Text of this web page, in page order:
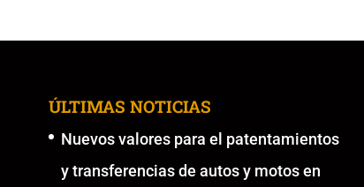
ÚLTIMAS NOTICIAS
Nuevos valores para el patentamientos
y transferencias de autos y motos en